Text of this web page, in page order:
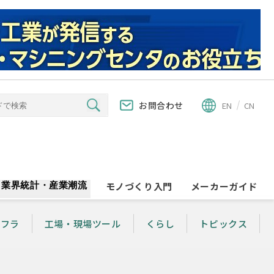
お問合わせ EN CN
業界統計・産業潮流 モノづくり入門 メーカーガイド
ラ 工場・現場ツール くらし トピックス